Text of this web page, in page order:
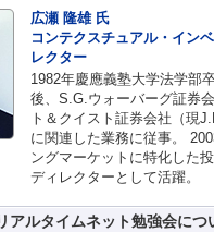
広瀬 隆雄 氏
コンテクスチュアル・イン
レクター
1982年慶應義塾大学法学部
後、S.G.ウォーバーグ証券
ト＆クイスト証券会社（現
に関連した業務に従事。
ングマーケットに特化した
ディレクターとして活躍。
アルタイムネット勉強会に